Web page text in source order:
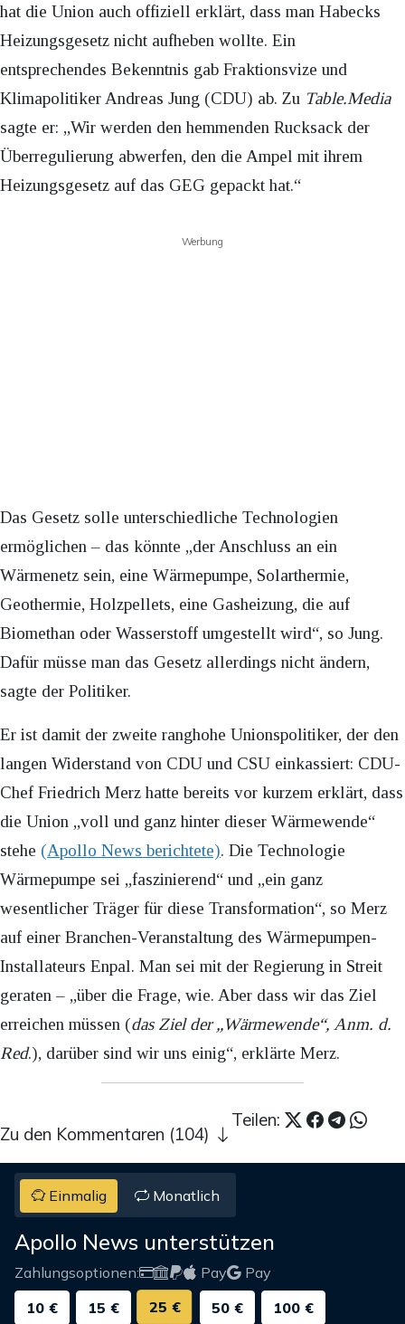
hat die Union auch offiziell erklärt, dass man Habecks
Heizungsgesetz nicht aufheben wollte. Ein
entsprechendes Bekenntnis gab Fraktionsvize und
Klimapolitiker Andreas Jung (CDU) ab. Zu Table.Media
sagte er: „Wir werden den hemmenden Rucksack der
Überregulierung abwerfen, den die Ampel mit ihrem
Heizungsgesetz auf das GEG gepackt hat.“
Werbung
Das Gesetz solle unterschiedliche Technologien
ermöglichen – das könnte „der Anschluss an ein
Wärmenetz sein, eine Wärmepumpe, Solarthermie,
Geothermie, Holzpellets, eine Gasheizung, die auf
Biomethan oder Wasserstoff umgestellt wird“, so Jung.
Dafür müsse man das Gesetz allerdings nicht ändern,
sagte der Politiker.
Er ist damit der zweite ranghohe Unionspolitiker, der den
langen Widerstand von CDU und CSU einkassiert: CDU-
Chef Friedrich Merz hatte bereits vor kurzem erklärt, dass
die Union „voll und ganz hinter dieser Wärmewende“
stehe (Apollo News berichtete). Die Technologie
Wärmepumpe sei „faszinierend“ und „ein ganz
wesentlicher Träger für diese Transformation“, so Merz
auf einer Branchen-Veranstaltung des Wärmepumpen-
Installateurs Enpal. Man sei mit der Regierung in Streit
geraten – „über die Frage, wie. Aber dass wir das Ziel
erreichen müssen (das Ziel der „Wärmewende“, Anm. d.
Red.), darüber sind wir uns einig“, erklärte Merz.
Teilen:
Zu den Kommentaren (104)
Einmalig Monatlich
Apollo News unterstützen
Zahlungsoptionen: Pay
Pay
10 €
15 € 25 € 50 € 100 €